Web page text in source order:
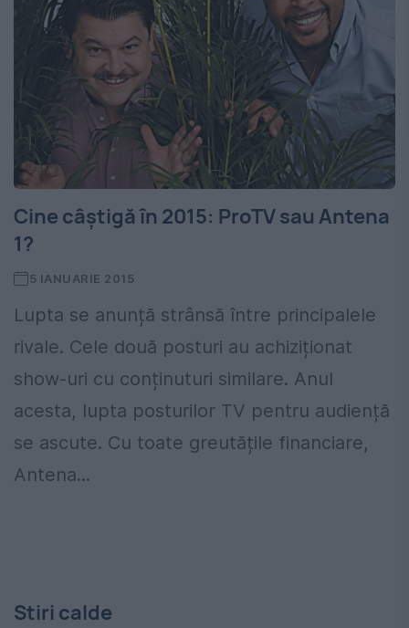
Cine câștigă în 2015: ProTV sau Antena
1?
5 IANUARIE 2015
Lupta se anunță strânsă între principalele
rivale. Cele două posturi au achiziționat
show-uri cu conținuturi similare. Anul
acesta, lupta posturilor TV pentru audiență
se ascute. Cu toate greutățile financiare,
Antena...
Stiri calde